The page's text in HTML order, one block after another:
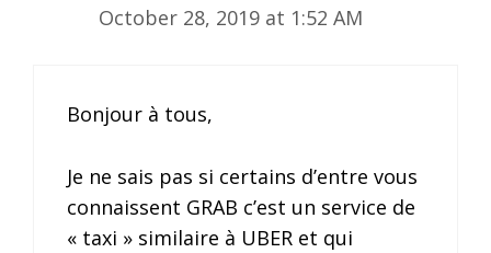
October 28, 2019 at 1:52 AM
Bonjour à tous,
Je ne sais pas si certains d’entre vous
connaissent GRAB c’est un service de
« taxi » similaire à UBER et qui